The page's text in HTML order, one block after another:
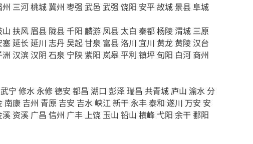
州 三河桃城冀州 枣强 武邑 武强 饶阳 安平故城 景县阜城
山 扶风 眉县 陇县千阳 麟游 凤县 太白 秦都杨陵渭城 三原
塞延长 延川 志丹吴起甘泉 富县洛川 宜川 黄龙黄陵汉台
洲 汉滨汉阴 石泉 宁陕紫阳 岚皋平利 镇坪旬阳 白河 商州
武宁 修水 永修德安 都昌 湖口 彭泽瑞昌 共青城 庐山 渝水 分
南康 吉州 青原 吉安 吉水 峡江 新干 永丰泰和 遂川 万安 安
溪 资溪 广昌 信州 广丰 上饶 玉山 铅山 横峰 弋阳 余干鄱阳